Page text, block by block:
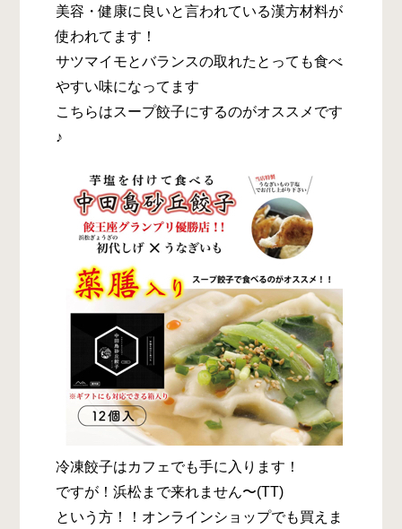
美容・健康に良いと言われている漢方材料が
使われてます！
サツマイモとバランスの取れたとっても食べ
やすい味になってます
こちらはスープ餃子にするのがオススメです
♪
冷凍餃子はカフェでも手に入ります！
ですが！浜松まで来れません〜(TT)
という方！！オンラインショップでも買えま